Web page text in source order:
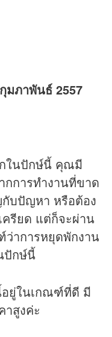
มภาพันธ์ 2557
ในปักษ์นี้ คุณมี
การทำงานที่ขาด
บปัญหา หรือต้อง
ครียด แต่ก็จะผ่าน
าการหยุดพักงาน
ปักษ์นี้
ยู่ในเกณฑ์ที่ดี มี
าสูงค่ะ